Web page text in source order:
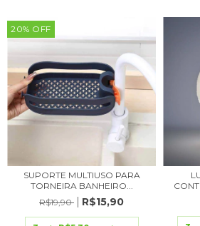
20% OFF
SUPORTE MULTIUSO PARA
TORNEIRA BANHEIRO...
R$19,90
R$15,90